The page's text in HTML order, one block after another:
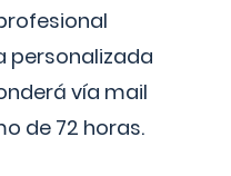
personalizada
vía mail
de 72 horas.